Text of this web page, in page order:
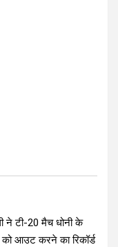
ने टी-20 मैच धोनी के
को आउट करने का रिकॉर्ड